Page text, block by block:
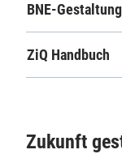
BNE-
ZiQ Handbuch
Zukunft